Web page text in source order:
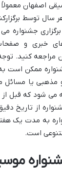
اصفهان معمولاً
سال توسط
برگزاری جشنواره
خبری و
مراجعه کنید.
ممکن است
یا مسائل
می شود که قبل از
از تاریخ
به مدت یک
است.